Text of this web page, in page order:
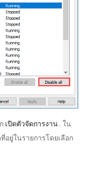
เปิดตัวจัดการงาน . ใน
อยู่ในรายการโดยเลือก